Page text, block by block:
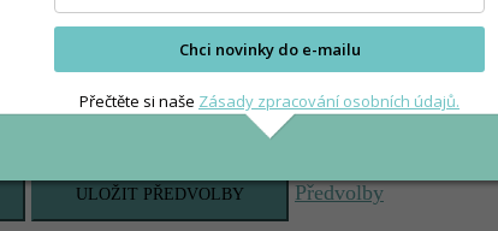
ULOŽIT PŘEDVOLBY Předvolby
Chci novinky do e-mailu
Přečtěte si naše Zásady zpracování osobních údajů.